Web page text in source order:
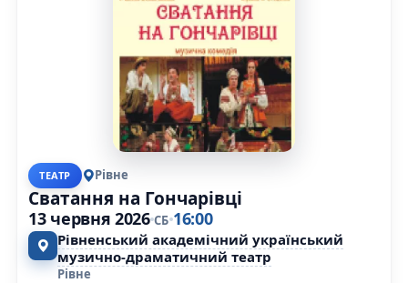
ТЕАТР Рівне
Сватання на Гончарівці
13 червня 2026 СБ 16:00
Рівненський академічний український
музично-драматичний театр
Рівне